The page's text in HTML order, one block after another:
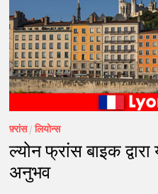
फ़्रांस/लियोन्स
ल्योन फ्रांस बाइक
अनुभव